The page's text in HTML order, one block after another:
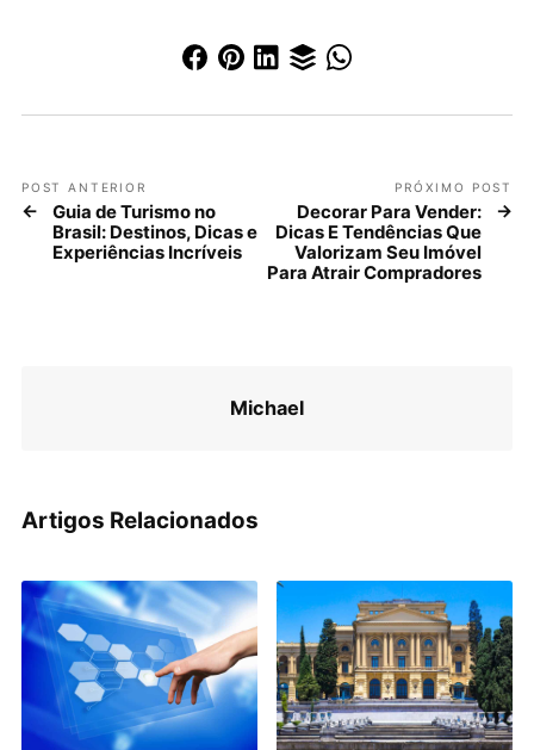
POST ANTERIOR
Guia de Turismo no
Brasil: Destinos, Dicas e
Experiências Incríveis
PRÓXIMO POST
Decorar Para Vender:
Dicas E Tendências Que
Valorizam Seu Imóvel
Para Atrair Compradores
Michael
Artigos Relacionados